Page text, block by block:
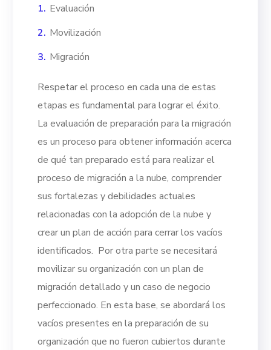
Evaluación
Movilización
Migración
Respetar el proceso en cada una de estas
etapas es fundamental para lograr el éxito.
La evaluación de preparación para la migración
es un proceso para obtener información acerca
de qué tan preparado está para realizar el
proceso de migración a la nube, comprender
sus fortalezas y debilidades actuales
relacionadas con la adopción de la nube y
crear un plan de acción para cerrar los vacíos
identificados. Por otra parte se necesitará
movilizar su organización con un plan de
migración detallado y un caso de negocio
perfeccionado. En esta base, se abordará los
vacíos presentes en la preparación de su
organización que no fueron cubiertos durante